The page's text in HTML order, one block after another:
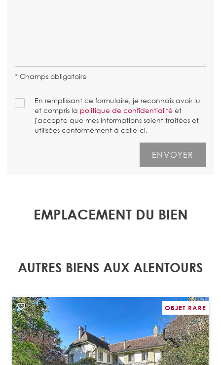
* Champs obligatoire
En remplissant ce formulaire, je reconnais avoir lu
et compris la politique de confidentialité et
j'accepte que mes informations soient traitées et
utilisées conformément à celle-ci.
EMPLACEMENT DU BIEN
AUTRES BIENS AUX ALENTOURS
OBJET RARE